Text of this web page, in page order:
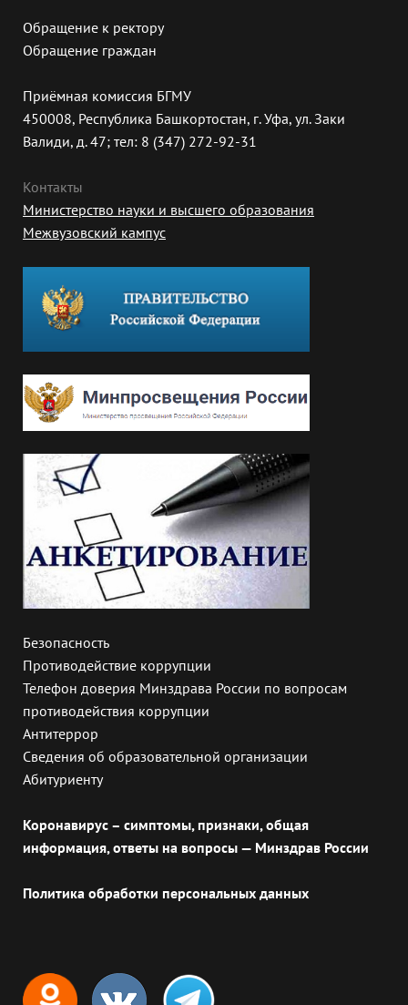
Обращение к ректору
Обращение граждан
Приёмная комиссия БГМУ
450008, Республика Башкортостан, г. Уфа, ул. Заки
Валиди, д. 47; тел: 8 (347) 272-92-31
Контакты
Министерство науки и высшего образования
Межвузовский кампус
Безопасность
Противодействие коррупции
Телефон доверия Минздрава России по вопросам
противодействия коррупции
Антитеррор
Сведения об образовательной организации
Абитуриенту
Коронавирус – симптомы, признаки, общая
информация, ответы на вопросы — Минздрав России
Политика обработки персональных данных